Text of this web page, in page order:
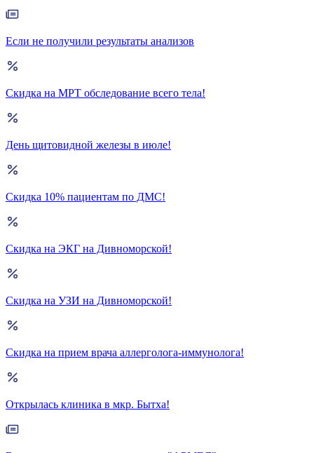
Если не получили результаты анализов
Скидка на МРТ обследование всего тела!
День щитовидной железы в июле!
Скидка 10% пациентам по ДМС!
Скидка на ЭКГ на Дивноморской!
Скидка на УЗИ на Дивноморской!
Скидка на прием врача аллерголога-иммунолога!
Открылась клиника в мкр. Бытха!